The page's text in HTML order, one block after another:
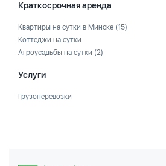
Краткосрочная аренда
Квартиры на сутки в Минске (15)
Коттеджи на сутки
Агроусадьбы на сутки (2)
Услуги
Грузоперевозки